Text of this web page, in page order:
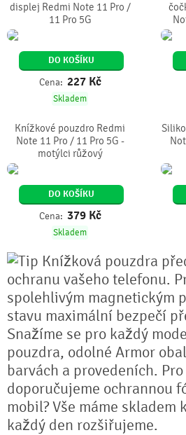
displej Redmi Note 11 Pro /
11 Pro 5G
DO KOŠÍKU
Cena: 227 Kč
Skladem
Knížkové pouzdro Redmi
Note 11 Pro / 11 Pro 5G -
motýlci růžový
DO KOŠÍKU
Cena: 379 Kč
Skladem
Knížková pouzdra
ochranu vašeho telefonu.
spolehlivým magnetickým
stavu maximální bezpečí
Snažíme se pro každý
pouzdra, odolné Armor
barvách a provedeních.
doporučujeme ochrannou
mobil? Vše máme
každý den rozšiřujeme.